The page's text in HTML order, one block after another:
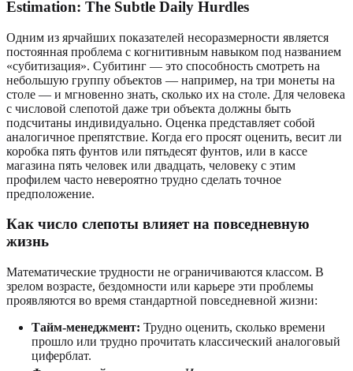
Estimation: The Subtle Daily Hurdles
Одним из ярчайших показателей несоразмерности является
постоянная проблема с когнитивным навыком под названием
«субитизация». Субитинг — это способность смотреть на
небольшую группу объектов — например, на три монеты на
столе — и мгновенно знать, сколько их на столе. Для человека
с числовой слепотой даже три объекта должны быть
подсчитаны индивидуально. Оценка представляет собой
аналогичное препятствие. Когда его просят оценить, весит ли
коробка пять фунтов или пятьдесят фунтов, или в кассе
магазина пять человек или двадцать, человеку с этим
профилем часто невероятно трудно сделать точное
предположение.
Как число слепоты влияет на повседневную
жизнь
Математические трудности не ограничиваются классом. В
зрелом возрасте, бездомности или карьере эти проблемы
проявляются во время стандартной повседневной жизни:
Тайм-менеджмент: Трудно оценить, сколько времени
прошло или трудно прочитать классический аналоговый
циферблат.